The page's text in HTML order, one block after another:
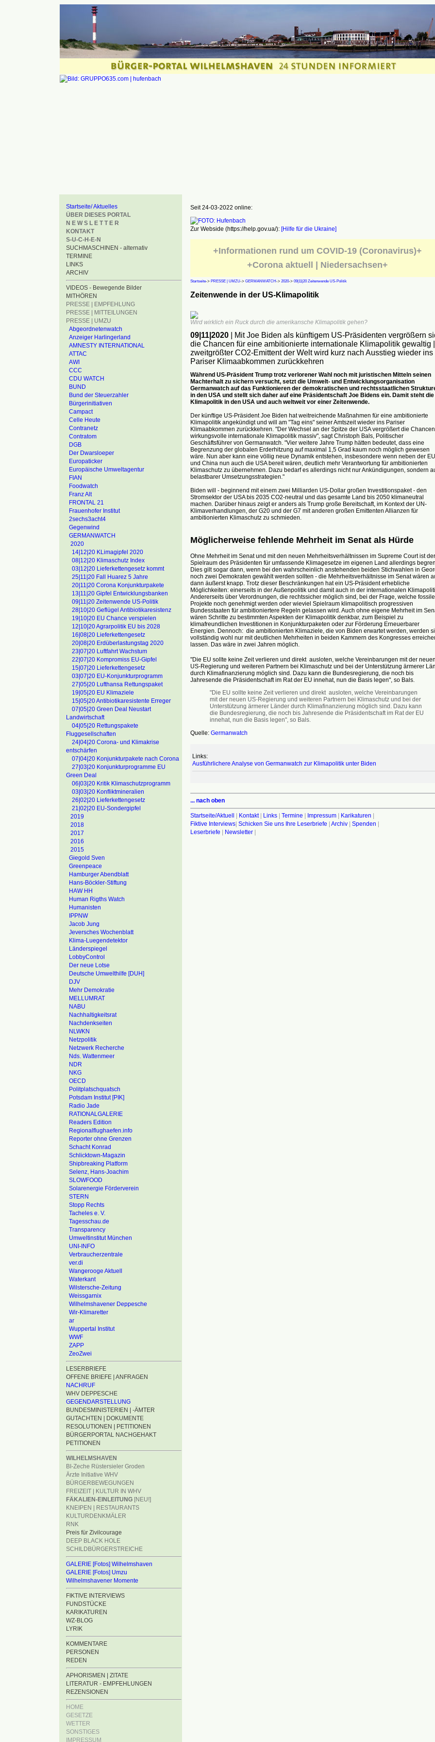
Startseite/ Aktuelles
ÜBER DIESES PORTAL
N E W S L E T T E R
KONTAKT
S-U-C-H-E-N
SUCHMASCHINEN - alternativ
TERMINE
LINKS
ARCHIV
VIDEOS - Bewegende Bilder
MITHÖREN
PRESSE | EMPFEHLUNG
PRESSE | MITTEILUNGEN
PRESSE | UMZU
Abgeordnetenwatch
Anzeiger Harlingerland
AMNESTY INTERNATIONAL
ATTAC
AWI
CCC
CDU WATCH
BUND
Bund der Steuerzahler
Bürgerinitiativen
Campact
Celle Heute
Contranetz
Contratom
DGB
Der Dwarsloeper
Europaticker
Europäische Umweltagentur
FIAN
Foodwatch
Franz Alt
FRONTAL 21
Frauenhofer Institut
2sechs3acht4
Gegenwind
GERMANWATCH
2020
14|12|20 KLimagipfel 2020
08|12|20 Klimaschutz Index
03|12|20 Lieferkettengesetz kommt
25|11|20 Fall Huarez 5 Jahre
20|11|20 Corona Konjunkturpakete
13|11|20 Gipfel Entwicklungsbanken
09|11|20 Zeitenwende US-Politik
28|10|20 Geflügel Antibiotikaresistenz
19|10|20 EU Chance verspielen
12|10|20 Agrarpolitik EU bis 2028
16|08|20 Lieferkettengesetz
20|08|20 Erdüberlastungstag 2020
23|07|20 Luftfahrt Wachstum
22|07|20 Kompromiss EU-Gipfel
15|07|20 Lieferkettengesetz
03|07|20 EU-Konjunkturprogramm
27|05|20 Lufthansa Rettungspaket
19|05|20 EU Klimaziele
15|05|20 Antibiotikaresistente Erreger
07|05|20 Green Deal Neustart
Landwirtschaft
04|05|20 Rettungspakete
Fluggesellschaften
24|04|20 Corona- und Klimakrise
entschärfen
07|04|20 Konjunkturpakete nach Corona
27|03|20 Konjunkturprogramme EU
Green Deal
06|03|20 Kritik Klimaschutzprogramm
03|03|20 Konfliktmineralien
26|02|20 Lieferkettengesetz
21|02|20 EU-Sondergipfel
2019
2018
2017
2016
2015
Giegold Sven
Greenpeace
Hamburger Abendblatt
Hans-Böckler-Stiftung
HAW HH
Human Rigths Watch
Humanisten
IPPNW
Jacob Jung
Jeversches Wochenblatt
Klima-Luegendetektor
Länderspiegel
LobbyControl
Der neue Lotse
Deutsche Umwelthilfe [DUH]
DJV
Mehr Demokratie
MELLUMRAT
NABU
Nachhaltigkeitsrat
Nachdenkseiten
NLWKN
Netzpolitik
Netzwerk Recherche
Nds. Wattenmeer
NDR
NKG
OECD
Politplatschquatsch
Potsdam Institut [PIK]
Radio Jade
RATIONALGALERIE
Readers Edition
Regionalflughaefen.info
Reporter ohne Grenzen
Schacht Konrad
Schlicktown-Magazin
Shipbreaking Platform
Selenz, Hans-Joachim
SLOWFOOD
Solarenergie Förderverein
STERN
Stopp Rechts
Tacheles e. V.
Tagesschau.de
Transparency
Umweltinstitut München
UNI-INFO
Verbraucherzentrale
ver.di
Wangerooge Aktuell
Waterkant
Wilstersche-Zeitung
Weissgarnix
Wilhelmshavener Deppesche
Wir-Klimaretter
ar
Wuppertal Institut
WWF
ZAPP
ZeoZwei
LESERBRIEFE
OFFENE BRIEFE | ANFRAGEN
NACHRUF
WHV DEPPESCHE
GEGENDARSTELLUNG
BUNDESMINISTERIEN | -ÄMTER
GUTACHTEN | DOKUMENTE
RESOLUTIONEN | PETITIONEN
BÜRGERPORTAL NACHGEHAKT
PETITIONEN
WILHELMSHAVEN
BI-Zeche Rüstersieler Groden
Ärzte Initiative WHV
BÜRGERBEWEGUNGEN
FREIZEIT | KULTUR IN WHV
FÄKALIEN-EINLEITUNG [NEU!]
KNEIPEN | RESTAURANTS
KULTURDENKMÄLER
RNK
Preis für Zivilcourage
DEEP BLACK HOLE
SCHILDBÜRGERSTREICHE
GALERIE [Fotos] Wilhelmshaven
GALERIE [Fotos] Umzu
Wilhelmshavener Momente
FIKTIVE INTERVIEWS
FUNDSTÜCKE
KARIKATUREN
WZ-BLOG
LYRIK
KOMMENTARE
PERSONEN
REDEN
APHORISMEN | ZITATE
LITERATUR - EMPFEHLUNGEN
REZENSIONEN
HOME
GESETZE
WETTER
SONSTIGES
IMPRESSUM
Seit 24-03-2022 online:
Zur Webside (https://help.gov.ua/): [Hilfe für die Ukraine]
+Informationen rund um COVID-19 (Coronavirus)+
+Corona aktuell | Niedersachsen+
Startseite-> PRESSE | UMZU-> GERMANWATCH-> 2020-> 09|11|20 Zeitenwende US-Politik
Zeitenwende in der US-Klimapolitik
Wird wirklich ein Ruck durch die amerikansche Klimapolitik gehen?
09|11|2020| Mit Joe Biden als künftigem US-Präsidenten vergrößern
die Chancen für eine ambitionierte internationale Klimapolitik gewaltig |
zweitgrößter CO2-Emittent der Welt wird kurz nach Ausstieg wieder ins
Pariser Klimaabkommen zurückkehren
Während US-Präsident Trump trotz verlorener Wahl noch mit juristischen Mitteln seinen
Machterhalt zu sichern versucht, setzt die Umwelt- und Entwicklungsorganisation
Germanwatch auf das Funktionieren der demokratischen und rechtsstaatlichen
in den USA und stellt sich daher auf eine Präsidentschaft Joe Bidens ein. Damit steht die
Klimapolitik in den USA und auch weltweit vor einer Zeitenwende.
Der künftige US-Präsident Joe Biden hat weitreichende Maßnahmen für eine ambitionierte
Klimapolitik angekündigt und will am "Tag eins" seiner Amtszeit wieder ins Pariser
Klimaabkommen zurückkehren. "Der Wechsel an der Spitze der USA vergrößert die
wirkungsvolle internationale Klimapolitik massiv", sagt Christoph Bals, Politischer
Geschäftsführer von Germanwatch. "Vier weitere Jahre Trump hätten bedeutet, dass eine
Begrenzung der globalen Erderhitzung auf maximal 1,5 Grad kaum noch möglich gewesen
wäre. Nun aber kann eine völlig neue Dynamik entstehen, insbesondere wenn neben der EU
und China nun auch die USA bereit wären, deutlich mehr Verantwortung für ambitionierten
Klimaschutz zu übernehmen. Dazu bedarf es allerdings nicht nur Ankündigungen, sondern
belastbarer Umsetzungsstrategien."
Biden will - beginnend mit einem zwei Milliarden US-Dollar großen Investitionspaket - den
Stromsektor der USA bis 2035 CO2-neutral und das gesamte Land bis 2050 klimaneutral
machen. Darüber hinaus zeigt er anders als Trump große Bereitschaft, im Kontext der UN-
Klimaverhandlungen, der G20 und der G7 mit anderen großen Emittenten Allianzen für
ambitionierten Klimaschutz zu schmieden.
Möglicherweise fehlende Mehrheit im Senat als Hürde
Ohne Mehrheit im Senat und mit den neuen Mehrheitsverhältnissen im Supreme Court ist der
Spielraum des Präsidenten für umfassende Klimagesetze im eigenen Land allerdings
Dies gilt sogar dann, wenn bei den wahrscheinlich anstehenden beiden Stichwahlen in
noch zwei Demokraten gewählt werden sollten - die Mehrheitsverhältnisse im Senat wären
dann äußerst knapp. Trotz dieser Beschränkungen hat ein US-Präsident erhebliche
Möglichkeiten: einerseits in der Außenpolitik und damit auch in der internationalen
Andererseits über Verordnungen, die rechtssicher möglich sind, bei der Frage, welche
Projekte noch genehmigt werden oder wieviel Spielraum klimapolitisch progressiven
Bundesstaaten für ambitioniertere Regeln gelassen wird. Auch ohne eigene Mehrheit im
wären Schritte zu bestimmten Aspekten der Klimapolitik denkbar, zum Beispiel zu
klimafreundlichen Investitionen in Konjunkturpaketen oder zur Förderung Erneuerbarer
Energien. Dennoch: die ambitionierten Klimaziele, die von Biden erwartet werden, werden
vollständig wohl nur mit deutlichen Mehrheiten in beiden Kammern des Kongresses
lassen. Das wäre in zwei Jahren möglich.
"Die EU sollte keine Zeit verlieren und direkt ausloten, welche Vereinbarungen mit der neuen
US-Regierung und weiteren Partnern bei Klimaschutz und bei der Unterstützung ärmerer
durch Klimafinanzierung möglich sind. Dazu kann die Bundesregierung, die noch bis
Jahresende die Präsidentschaft im Rat der EU innehat, nun die Basis legen", so Bals.
"Die EU sollte keine Zeit verlieren und direkt ausloten, welche Vereinbarungen
mit der neuen US-Regierung und weiteren Partnern bei Klimaschutz und bei der
Unterstützung ärmerer Länder durch Klimafinanzierung möglich sind. Dazu kann
die Bundesregierung, die noch bis Jahresende die Präsidentschaft im Rat der EU
innehat, nun die Basis legen", so Bals.
Quelle: Germanwatch
Links:
Ausführlichere Analyse von Germanwatch zur Klimapolitik unter Biden
... nach oben
Startseite/Aktuell | Kontakt| Links| Termine | Impressum| Karikaturen |
Fiktive Interviews| Schicken Sie uns Ihre Leserbriefe | Archiv| Spenden |
Leserbriefe | Newsletter|